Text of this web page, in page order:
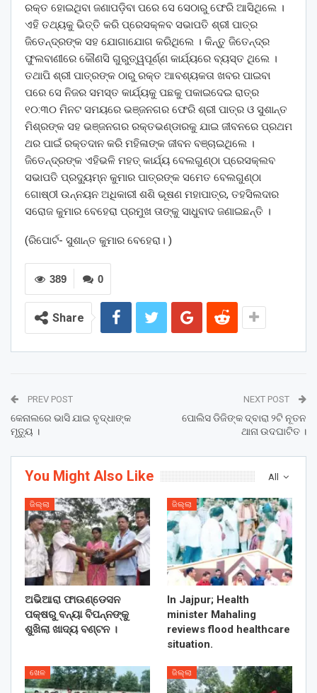
ରକ୍ତ ହୋଇଥିବା ଜଣାପଡ଼ିବା ପରେ ସେ ସେଠାରୁ ଫେରି ଆସିଥିଲେ ।
ଏହି ତଥ୍ୟକୁ ଭିତ୍ତି କରି ପ୍ରେସକ୍ଳବ ସଭାପତି ଶ୍ରୀ ପାତ୍ର
ଜିତେନ୍ଦ୍ରଙ୍କ ସହ ଯୋଗାଯୋଗ କରିଥିଲେ । କିନ୍ତୁ ଜିତେନ୍ଦ୍ର
ଫୁଲବାଣୀରେ କୌଣସି ଗୁରୁତ୍ୱପୂର୍ଣ୍ଣ କାର୍ଯ୍ୟରେ ବ୍ୟସ୍ତ ଥିଲେ ।
ତଥାପି ଶ୍ରୀ ପାତ୍ରଙ୍କ ଠାରୁ ରକ୍ତ ଆବଶ୍ୟକତା ଖବର ପାଇବା
ପରେ ସେ ନିଜର ସମସ୍ତ କାର୍ଯ୍ୟକୁ ପଛକୁ ପକାଇଦେଇ ରାତ୍ର
୧୦:୩୦ ମିନଟ ସମୟରେ ଭଞ୍ଜନଗର ଫେରି ଶ୍ରୀ ପାତ୍ର ଓ ସୁଶାନ୍ତ
ମିଶ୍ରଙ୍କ ସହ ଭଞ୍ଜନଗର ରକ୍ତଭଣ୍ଡାରକୁ ଯାଇ ଜୀବନରେ ପ୍ରଥମ
ଥର ପାଇଁ ରକ୍ତଦାନ କରି ମହିଳାଙ୍କ ଜୀବନ ବଞ୍ଚାଇଥିଲେ ।
ଜିତେନ୍ଦ୍ରଙ୍କ ଏହିଭଳି ମହତ୍ କାର୍ଯ୍ୟ ବେଲଗୁଣ୍ଠା ପ୍ରେସକ୍ଲବ
ସଭାପତି ପ୍ରଦ୍ୟୁମ୍ନ କୁମାର ପାତ୍ରଙ୍କ ସମେତ ବେଲଗୁଣ୍ଠା
ଗୋଷ୍ଠୀ ଉନ୍ନୟନ ଅଧିକାରୀ ଶଶି ଭୂଷଣ ମହାପାତ୍ର, ତହସିଲଦାର
ସରୋଜ କୁମାର ବେହେରା ପ୍ରମୁଖ ତାଙ୍କୁ ସାଧୁବାଦ ଜଣାଇଛନ୍ତି ।
(ରିପୋର୍ଟ- ସୁଶାନ୍ତ କୁମାର ବେହେରା। )
0
389
Share
PREV POST
କେନାଲରେ ଭାସି ଯାଇ ବୃଦ୍ଧାଙ୍କ
ମୃତ୍ୟୁ ।
NEXT POST
ପୋଲିସ ଡିଜିଙ୍କ ଦ୍ବାରା ୨ଟି ନୂତନ
ଥାନା ଉଦଘାଟିତ ।
All
You Might Also Like
ଜିଲ୍ଲା
ଅଭିଆରା ଫାଉଣ୍ଡେସନ
ପକ୍ଷରୁ ବନ୍ୟା ବିପନ୍ନଙ୍କୁ
ଶୁଖିଲା ଖାଦ୍ୟ ବଣ୍ଟନ ।
ଜିଲ୍ଲା
In Jajpur; Health
minister Mahaling
reviews flood healthcare
situation.
ଖେଳ ଜିଲ୍ଲା